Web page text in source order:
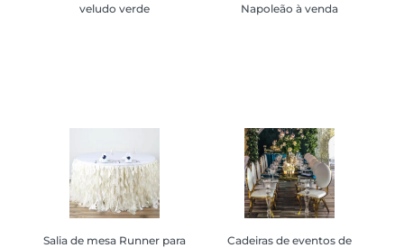
veludo verde
veludo verde
Napoleão à venda
Napoleão à venda
Salia de mesa Runner para
Salia de mesa Runner para
Cadeiras de eventos de
Cadeiras de eventos de